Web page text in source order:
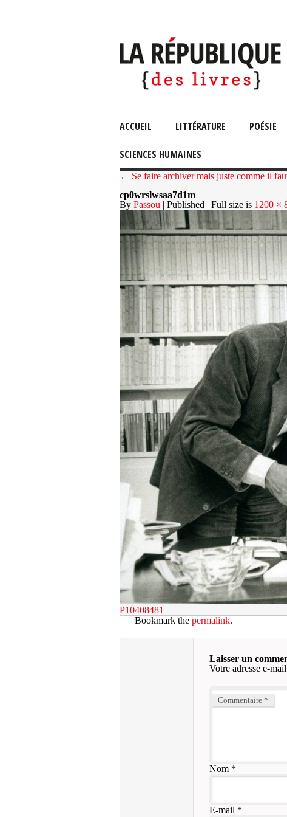
ACCUEIL LITTÉRATURE POÉSIE
SCIENCES HUMAINES
← Se faire archiver mais juste comme il
cp0wrslwsaa7d1m
By Passou | Published | Full size is 1200 ×
P10408481
Bookmark the permalink.
Laisser un
Votre adresse e-
Commentaire *
Nom*
E-mail *